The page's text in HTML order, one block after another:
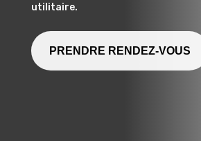
utilitaire.
PRENDRE RENDEZ-VOUS